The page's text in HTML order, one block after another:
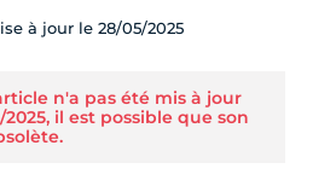
à jour le 28/05/2025
n'a pas été mis à jour
il est possible que son